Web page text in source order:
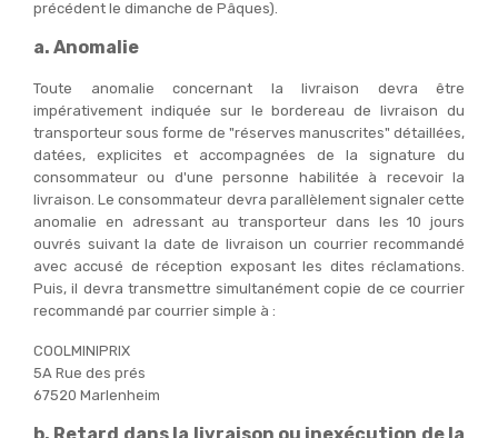
précédent le dimanche de Pâques).
a. Anomalie
Toute anomalie concernant la livraison devra être
impérativement indiquée sur le bordereau de livraison du
transporteur sous forme de "réserves manuscrites" détaillées,
datées, explicites et accompagnées de la signature du
consommateur ou d'une personne habilitée à recevoir la
livraison. Le consommateur devra parallèlement signaler cette
anomalie en adressant au transporteur dans les 10 jours
ouvrés suivant la date de livraison un courrier recommandé
avec accusé de réception exposant les dites réclamations.
Puis, il devra transmettre simultanément copie de ce courrier
recommandé par courrier simple à :
COOLMINIPRIX
5A Rue des prés
67520 Marlenheim